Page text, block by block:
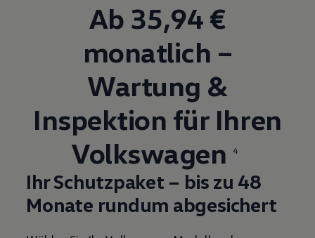
Ab 35,94 €
monatlich –
Wartung &
Inspektion für Ihren
Volkswagen
4
Ihr Schutzpaket – bis zu 48
Monate rundum abgesichert